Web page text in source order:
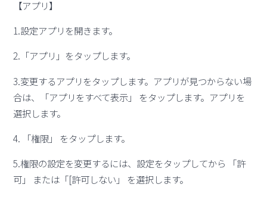
【アプリ】
1.設定アプリを開きます。
2.「アプリ」をタップします。
3.変更するアプリをタップします。アプリが見つからない場
合は、「アプリをすべて表示」 をタップします。アプリを
選択します。
4. 「権限」 をタップします。
5.権限の設定を変更するには、設定をタップしてから 「許
可」 または「[許可しない」 を選択します。